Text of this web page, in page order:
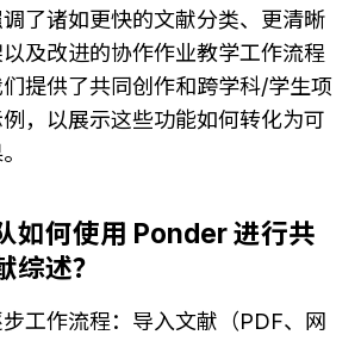
了诸如更快的文献分类、更清晰
及改进的协作作业教学工作流程
提供了共同创作和跨学科/学生项
，以展示这些功能如何转化为可
如何使用 Ponder 进行共
综述？
工作流程：导入文献（PDF、网